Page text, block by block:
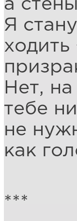
а
Я
ходить
Нет,
тебе
не
как
***